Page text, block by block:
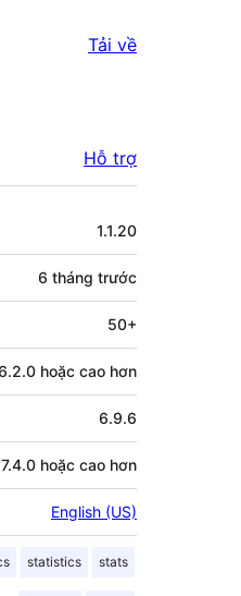
Tải về
Hỗ trợ
1.1.20
6 tháng trước
50+
hoặc cao hơn
6.9.6
7.4.0 hoặc cao hơn
English (US)
statistics stats